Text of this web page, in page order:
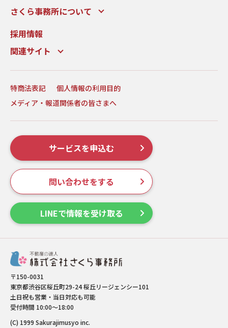
さくら事務所について
採用情報
関連サイト
特商法表記
個人情報の利用目的
メディア・報道関係者の皆さまへ
サービスを申込む
問い合わせをする
LINEで情報を受け取る
〒150-0031
東京都渋谷区桜丘町29-24 桜丘リージェンシー101
土日祝も営業・当日対応も可能
受付時間 10:00～18:00
(C) 1999 Sakurajimusyo inc.